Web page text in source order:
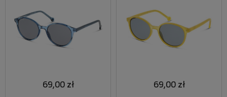
69,00 zł 69,00 zł